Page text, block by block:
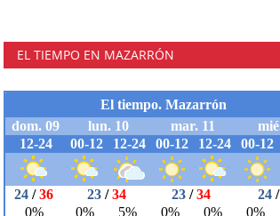
EL TIEMPO EN MAZARRÓN